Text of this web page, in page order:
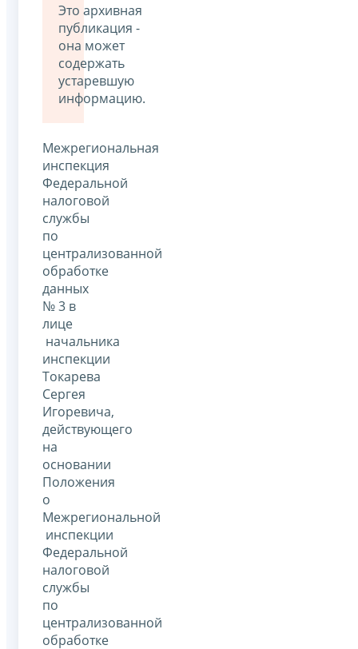
Это архивная
публикация -
она может
содержать
устаревшую
информацию.
Межрегиональная
инспекция
Федеральной
налоговой
службы
по
централизованной
обработке
данных
№ 3 в
лице
начальника
инспекции
Токарева
Сергея
Игоревича,
действующего
на
основании
Положения
о
Межрегиональной
инспекции
Федеральной
налоговой
службы
по
централизованной
обработке